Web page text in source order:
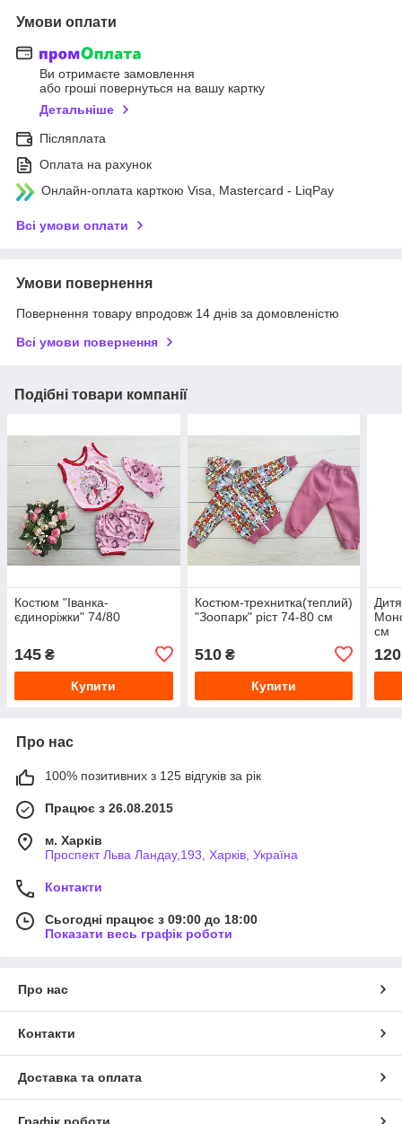
Умови оплати
Ви отримаєте замовлення
або гроші повернуться на вашу картку
Детальніше
Післяплата
Оплата на рахунок
Онлайн-оплата карткою Visa, Mastercard - LiqPay
Всі умови оплати
Умови повернення
Повернення товару впродовж 14 днів за домовленістю
Всі умови повернення
Подібні товари компанії
Костюм "Іванка-
єдиноріжки" 74/80
145 ₴
Купити
Костюм-трехнитка(теплий)
"Зоопарк" ріст 74-80 см
510₴
Купити
см
120
Про нас
100% позитивних з 125 відгуків за рік
Працює з 26.08.2015
м. Харків
Проспект Льва Ландау,193, Харків, Україна
Контакти
Сьогодні працює з 09:00 до 18:00
Показати весь графік роботи
Про нас
Контакти
Доставка та оплата
Графік роботи